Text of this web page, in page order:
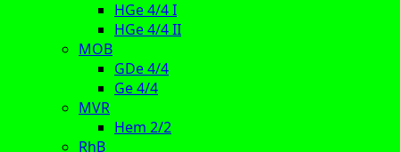
HGe 4/4 I
HGe 4/4 II
MOB
GDe 4/4
Ge 4/4
MVR
Hem 2/2
RhB